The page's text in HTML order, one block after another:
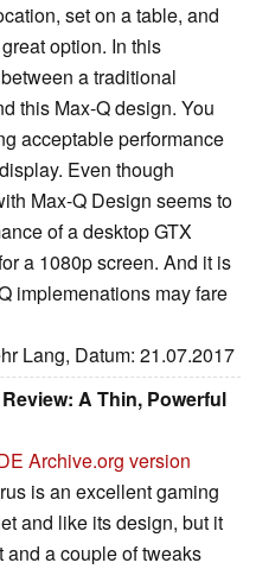
set on a table, and
option. In this
a traditional
this Max-Q design. You
acceptable performance
Even though
Max-Q Design seems to
of a desktop GTX
a 1080p screen. And it is
implemenations may fare
Lang, Datum: 21.07.2017
A Thin, Powerful
Archive.org version
is an excellent gaming
and like its design, but it
and a couple of tweaks